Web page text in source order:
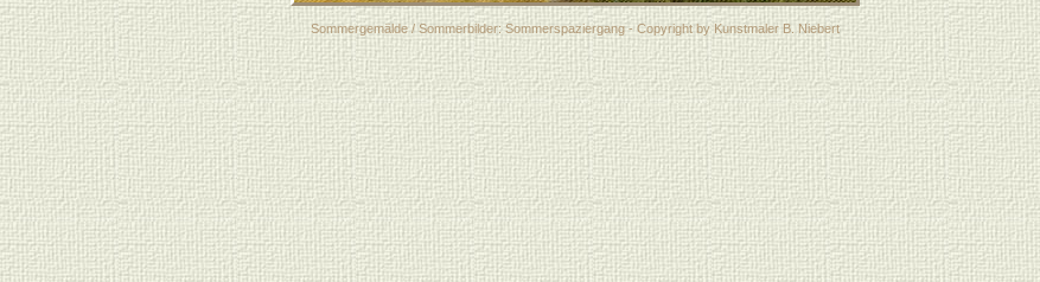
Sommergemälde / Sommerbilder: Sommerspaziergang - Copyright by Kunstmaler B. Niebert